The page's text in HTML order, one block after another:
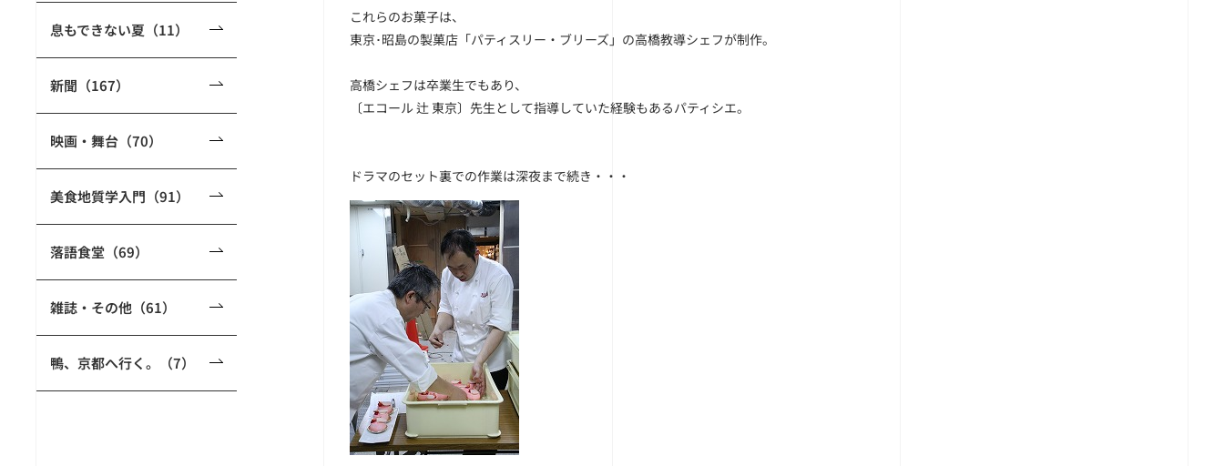
息もできない夏（11）
新聞（167）
映画・舞台（70）
美食地質学入門（91）
落語食堂（69）
雑誌・その他（61）
鴨、京都へ行く。（7）
これらのお菓子は、
東京･昭島の製菓店「パティスリー・ブリーズ」の高橋教導シェフが制作。
高橋シェフは卒業生でもあり、
〔エコール 辻 東京〕先生として指導していた経験もあるパティシエ。
ドラマのセット裏での作業は深夜まで続き・・・